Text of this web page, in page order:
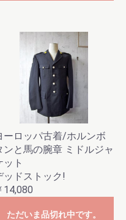
ーロッパ古着/ホルンボ
ンと馬の腕章 ミドルジャ
ット
ッドストック!
14,080
ただいま品切れ中です。
カートへ進む